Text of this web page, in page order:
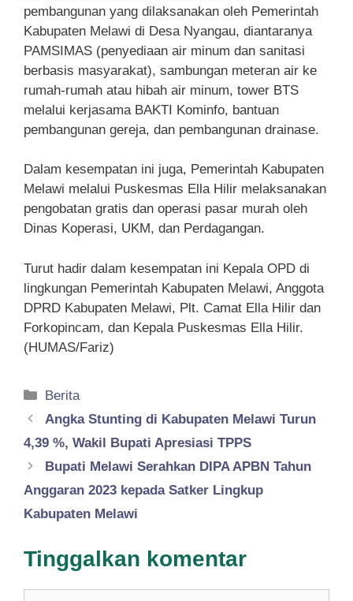
pembangunan yang dilaksanakan oleh Pemerintah
Kabupaten Melawi di Desa Nyangau, diantaranya
PAMSIMAS (penyediaan air minum dan sanitasi
berbasis masyarakat), sambungan meteran air ke
rumah-rumah atau hibah air minum, tower BTS
melalui kerjasama BAKTI Kominfo, bantuan
pembangunan gereja, dan pembangunan drainase.
Dalam kesempatan ini juga, Pemerintah Kabupaten
Melawi melalui Puskesmas Ella Hilir melaksanakan
pengobatan gratis dan operasi pasar murah oleh
Dinas Koperasi, UKM, dan Perdagangan.
Turut hadir dalam kesempatan ini Kepala OPD di
lingkungan Pemerintah Kabupaten Melawi, Anggota
DPRD Kabupaten Melawi, Plt. Camat Ella Hilir dan
Forkopincam, dan Kepala Puskesmas Ella Hilir.
(HUMAS/Fariz)
Kategori
Berita
Angka Stunting di Kabupaten Melawi Turun
4,39 %, Wakil Bupati Apresiasi TPPS
Bupati Melawi Serahkan DIPA APBN Tahun
Anggaran 2023 kepada Satker Lingkup
Kabupaten Melawi
Tinggalkan komentar